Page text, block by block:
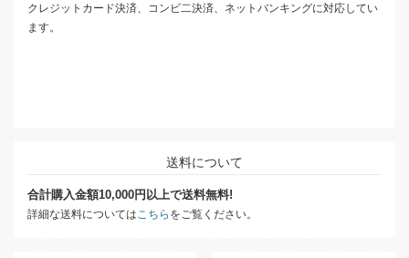
クレジットカード決済、コンビ二決済、ネットバンキングに対応してい
ます。
送料について